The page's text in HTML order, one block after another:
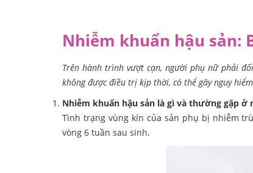
Nhiễm khuẩn hậu sản:
Trên hành trình vượt cạn, người phụ nữ phải
không được điều trị kịp thời, có thể gây nguy
Nhiễm khuẩn hậu sản là gì và thường gặp
Tình trạng vùng kín của sản phụ bị nhiễm
vòng 6 tuần sau sinh.